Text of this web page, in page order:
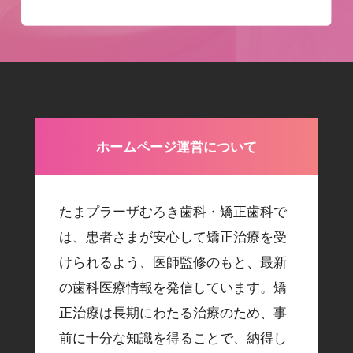
ホームページ運営について
たまプラーザむろき歯科・矯正歯科で
は、患者さまが安心して矯正治療を受
けられるよう、医師監修のもと、最新
の歯科医療情報を発信しています。矯
正治療は長期にわたる治療のため、事
前に十分な知識を得ることで、納得し